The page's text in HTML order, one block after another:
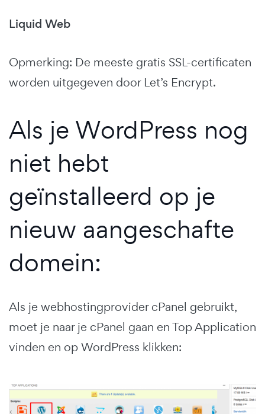
Liquid Web
Opmerking: De meeste gratis SSL-certificaten
worden uitgegeven door Let’s Encrypt.
Als je WordPress nog
niet hebt
geïnstalleerd op je
nieuw aangeschafte
domein:
Als je webhostingprovider cPanel gebruikt,
moet je naar je cPanel gaan en Top Application
vinden en op WordPress klikken: